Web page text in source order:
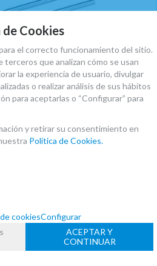
921 Con Funda
AL DIA SIGUIENTE LABORABLE ANTES
Cookies
el correcto funcionamiento del sitio.
terceros que analizan cómo se usan
la experiencia de usuario, divulgar
o realizar análisis de sus hábitos
para aceptarlas o “Configurar” para
y retirar su consentimiento en
Política de Cookies.
cookiesConfigurar
ACEPTAR Y
CONTINUAR